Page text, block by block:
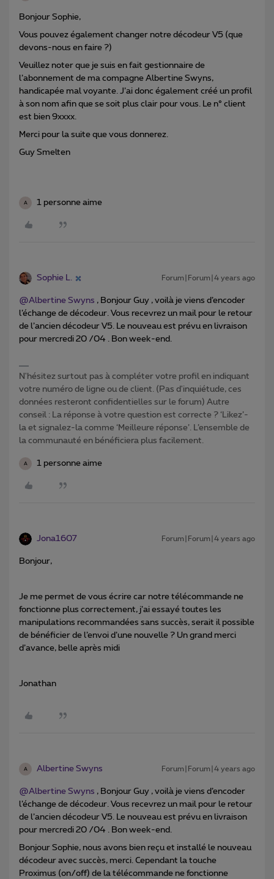
Bonjour Sophie,
Vous pouvez également changer notre décodeur V5 (que
devons-nous en faire ?)
Veuillez noter que je suis en fait gestionnaire de
l’abonnement de ma compagne Albertine Swyns,
handicapée mal voyante. J’ai donc également créé un profil
à son nom afin que se soit plus clair pour vous. Le n° client
est bien 9xxxx.
Merci pour la suite que vous donnerez.
Guy Smelten
A 1 personne aime
Sophie L. Forum|Forum|4 years ago
@Albertine Swyns , Bonjour Guy , voilà je viens d’encoder
l’échange de décodeur. Vous recevrez un mail pour le retour
de l’ancien décodeur V5. Le nouveau est prévu en livraison
pour mercredi 20 /04 . Bon week-end.
N'hésitez surtout pas à compléter votre profil en indiquant
votre numéro de ligne ou de client. (Pas d'inquiétude, ces
données resteront confidentielles sur le forum) Autre
conseil : La réponse à votre question est correcte ? ‘Likez’-
la et signalez-la comme ‘Meilleure réponse’. L’ensemble de
la communauté en bénéficiera plus facilement.
A 1 personne aime
Jona1607 Forum|Forum|4 years ago
Bonjour,
Je me permet de vous écrire car notre télécommande ne
fonctionne plus correctement, j’ai essayé toutes les
manipulations recommandées sans succès, serait il possible
de bénéficier de l’envoi d’une nouvelle ? Un grand merci
d’avance, belle après midi
Jonathan
A Albertine Swyns Forum|Forum|4 years ago
@Albertine Swyns , Bonjour Guy , voilà je viens d’encoder
l’échange de décodeur. Vous recevrez un mail pour le retour
de l’ancien décodeur V5. Le nouveau est prévu en livraison
pour mercredi 20 /04 . Bon week-end.
Bonjour Sophie, nous avons bien reçu et installé le nouveau
décodeur avec succès, merci. Cependant la touche
Proximus (on/off) de la télécommande ne fonctionne